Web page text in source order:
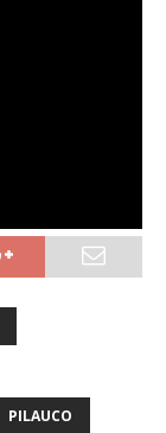
PILAUCO